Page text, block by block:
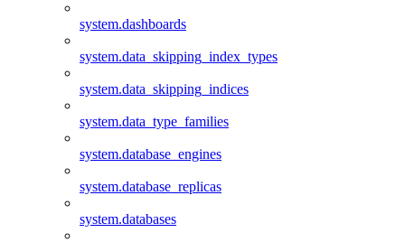
system.dashboards
system.data_skipping_index_types
system.data_skipping_indices
system.data_type_families
system.database_engines
system.database_replicas
system.databases